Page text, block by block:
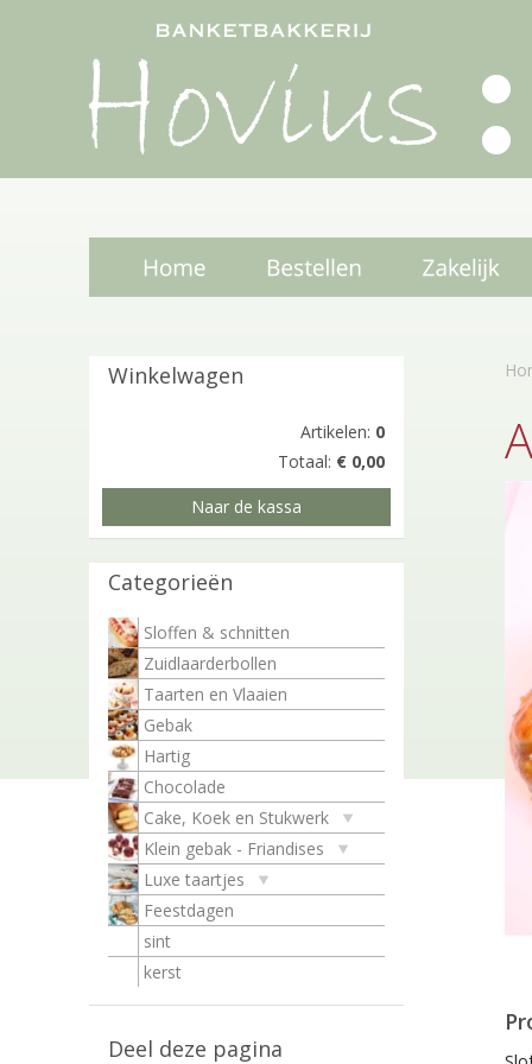
Winkelwagen
Artikelen: 0
Totaal: € 0,00
Naar de kassa
Categorieën
Sloffen & schnitten
Zuidlaarderbollen
Taarten en Vlaaien
Gebak
Hartig
Chocolade
Cake, Koek en Stukwerk
Klein gebak - Friandises
Luxe taartjes
Feestdagen
sint
kerst
Deel deze pagina